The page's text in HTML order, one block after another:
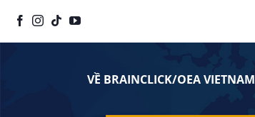
đến
nội
VỀ BRAINCLICK/OEA VIETNAM